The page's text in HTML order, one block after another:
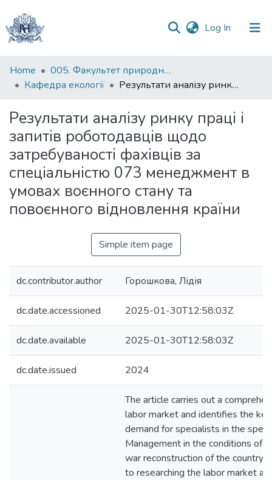
Log In (current)
Communities
&
All of DSpace
Statistics
Home
005. Факультет природничих наук
Кафедра екології
Результати аналізу ринку праці і запитів роботодавців щодо затребуваності фахівців за спеціальністю 073 менеджмент в умовах воєнного стану та повоєнного відновлення країни
Результати аналізу ринку праці і
запитів роботодавців щодо
затребуваності фахівців за
спеціальністю 073 менеджмент в
умовах воєнного стану та
повоєнного відновлення країни
Simple item page
dc.contributor.author Горошкова, Лідія
dc.date.accessioned 2025-01-30T12:58:03Z
dc.date.available 2025-01-30T12:58:03Z
dc.date.issued 2024
The article carries out a
labor market and identifies the
demand for specialists in the
Management in the conditions of
war reconstruction of the country.
to researching the labor market